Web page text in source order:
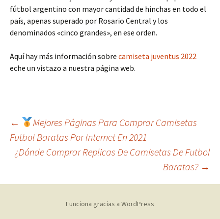
fútbol argentino con mayor cantidad de hinchas en todo el
país, apenas superado por Rosario Central y los
denominados «cinco grandes», en ese orden.
Aquí hay más información sobre camiseta juventus 2022
eche un vistazo a nuestra página web.
Navegación
de
entradas
←
Mejores Páginas Para Comprar Camisetas
Futbol Baratas Por Internet En 2021
¿Dónde Comprar Replicas De Camisetas De Futbol
Baratas? →
Funciona gracias a WordPress